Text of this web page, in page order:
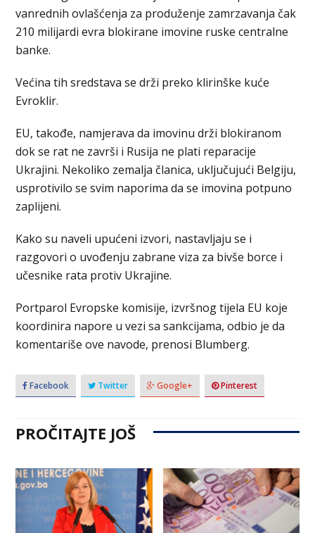
vanrednih ovlašćenja za produženje zamrzavanja čak
210 milijardi evra blokirane imovine ruske centralne
banke.
Većina tih sredstava se drži preko klirinške kuće
Evroklir.
EU, takođe, namјerava da imovinu drži blokiranom
dok se rat ne završi i Rusija ne plati reparacije
Ukrajini. Nekoliko zemalja članica, uključujući Belgiju,
usprotivilo se svim naporima da se imovina potpuno
zapliјeni.
Kako su naveli upućeni izvori, nastavljaju se i
razgovori o uvođenju zabrane viza za bivše borce i
učesnike rata protiv Ukrajine.
Portparol Evropske komisije, izvršnog tiјela EU koje
koordinira napore u vezi sa sankcijama, odbio je da
komentariše ove navode, prenosi Blumberg.
Facebook Twitter Google+ Pinterest
PROČITAJTE JOŠ